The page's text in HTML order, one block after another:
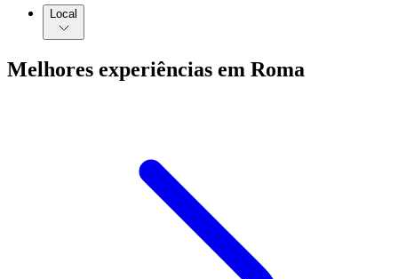
Local
Melhores experiências em Roma